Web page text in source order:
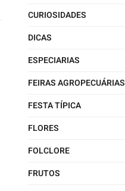
CURIOSIDADES
DICAS
ESPECIARIAS
FEIRAS AGROPECUÁRIAS
FESTA TÍPICA
FLORES
FOLCLORE
FRUTOS